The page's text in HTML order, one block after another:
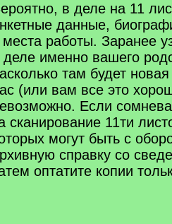
в деле на 11
данные,
места работы. Заранее
деле именно вашего
там будет
(или вам все это
Если
сканирование 11ти
могут быть с
справку со
оптатите копии